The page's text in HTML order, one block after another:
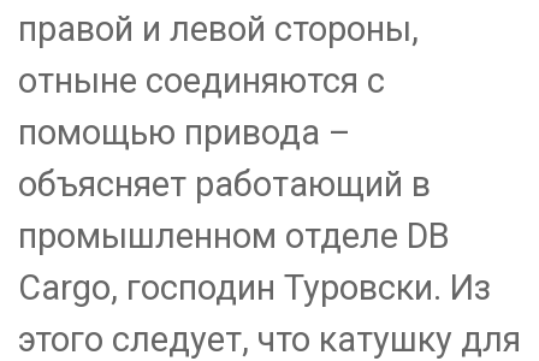
правой и левой стороны,
отныне соединяются с
помощью привода –
объясняет работающий в
промышленном отделе DB
Cargo, господин Туровски. Из
этого следует, что катушку для